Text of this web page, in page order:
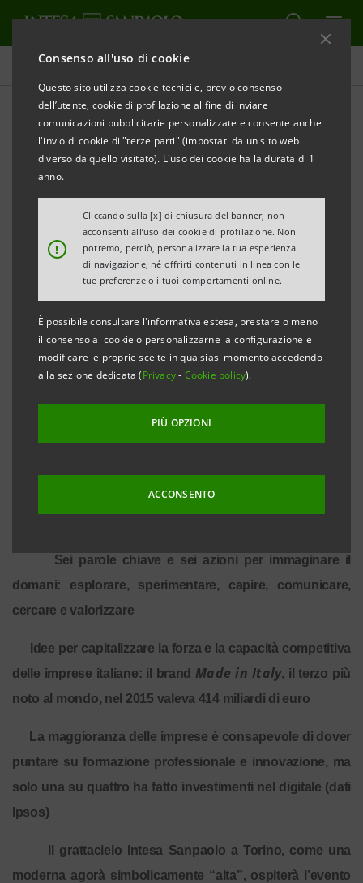
Consenso all'uso di cookie
Questo sito utilizza cookie tecnici e, previo consenso
dell’utente, cookie di profilazione al fine di inviare
comunicazioni pubblicitarie personalizzate e consente anche
l'invio di cookie di "terze parti" (impostati da un sito web
diverso da quello visitato). L'uso dei cookie ha la durata di 1
anno.
!
Cliccando sulla [x] di chiusura del banner, non
acconsenti all’uso dei cookie di profilazione. Non
potremo, perciò, personalizzare la tua esperienza
di navigazione, né offrirti contenuti in linea con le
tue preferenze o i tuoi comportamenti online.
È possibile consultare l'informativa estesa, prestare o meno
il consenso ai cookie o personalizzarne la configurazione e
modificare le proprie scelte in qualsiasi momento accedendo
alla sezione dedicata (Privacy- Cookie policy).
PIÙ OPZIONI
ACCONSENTO
Comunicati stampa
STAMPA
AGGIORNA
INTESA SANPAOLO PRESENTA “SHARING ITALY”
IMPRENDITORIALITÀ E SLANCIO AL FUTURO
DELL’ITALIA
A MARZO DAL GRATTACIELO INTESA SANPAOLO
Intesa Sanpaolo promuoveràSharing Italy, evento
imprese che si sono distinte per dinamismo e capacità di
Sei parole chiave e sei azioni per immaginare il
domani: esplorare, sperimentare, capire, comunicare,
cercare e valorizzare
Idee per capitalizzare la forza e la capacità competitiva
delle imprese italiane: il brand Made in Italy, il terzo più
noto al mondo, nel 2015 valeva 414 miliardi di euro
La maggioranza delle imprese è consapevole di dover
puntare su formazione professionale e innovazione, ma
solo una su quattro ha fatto investimenti nel digitale (dati
Ipsos)
Il grattacielo Intesa Sanpaolo a Torino, come una
moderna agorà simbolicamente “alta”, ospiterà l’evento